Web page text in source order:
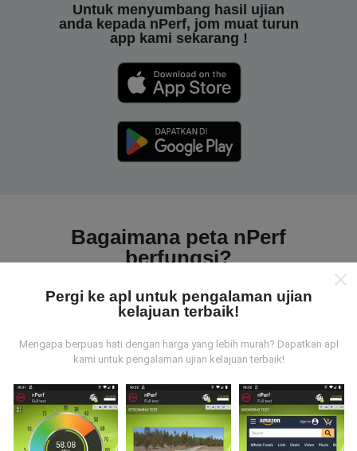
Untuk menyumbang hasil ujian
anda kepada nPerf, jom muat turun
app kami sekarang !
Bagaimana peta nPerf
berfungsi?
Dari mana asalnya data-data ni?
Data-data dikumpulkan dari ujian yang telah dilakukan
oleh pengguna app kami sendiri. Ujian ini dijalankan
terus dari lokasi mereka! Sekiranya anda berminat,
Pergi ke apl untuk pengalaman ujian
kelajuan terbaik!
Mengapa berpuas hati dengan harga yang lebih murah? Dapatkan apl
kami untuk pengalaman ujian kelajuan terbaik!